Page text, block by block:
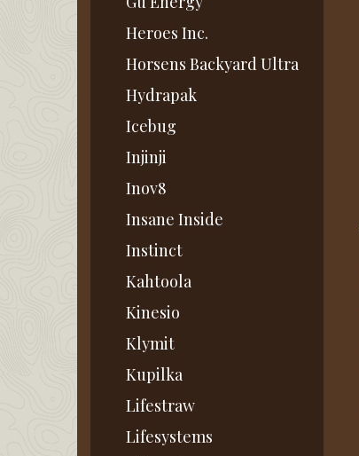
Heroes Inc.
Horsens Backyard Ultra
Hydrapak
Icebug
Injinji
Inov8
Insane Inside
Instinct
Kahtoola
Kinesio
Klymit
Kupilka
Lifestraw
Lifesystems